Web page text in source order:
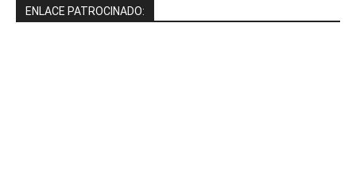
ENLACE PATROCINADO: